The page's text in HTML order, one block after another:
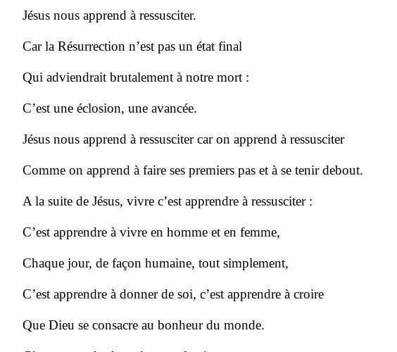
Jésus nous apprend à ressusciter.
Car la Résurrection n’est pas un état final
Qui adviendrait brutalement à notre mort :
C’est une éclosion, une avancée.
Jésus nous apprend à ressusciter car on apprend à ressusciter
Comme on apprend à faire ses premiers pas et à se tenir debout.
A la suite de Jésus, vivre c’est apprendre à ressusciter :
C’est apprendre à vivre en homme et en femme,
Chaque jour, de façon humaine, tout simplement,
C’est apprendre à donner de soi, c’est apprendre à croire
Que Dieu se consacre au bonheur du monde.